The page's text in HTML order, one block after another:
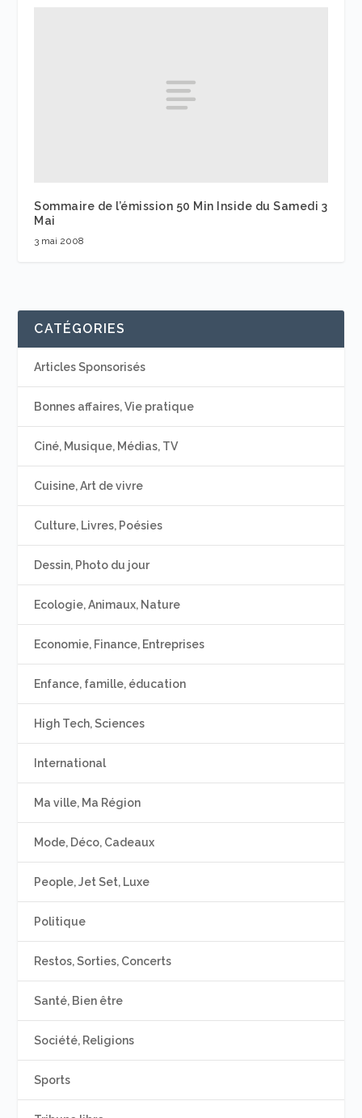
Sommaire de l’émission 50 Min Inside du Samedi 3
Mai
3 mai 2008
CATÉGORIES
Articles Sponsorisés
Bonnes affaires, Vie pratique
Ciné, Musique, Médias, TV
Cuisine, Art de vivre
Culture, Livres, Poésies
Dessin, Photo du jour
Ecologie, Animaux, Nature
Economie, Finance, Entreprises
Enfance, famille, éducation
High Tech, Sciences
International
Ma ville, Ma Région
Mode, Déco, Cadeaux
People, Jet Set, Luxe
Politique
Restos, Sorties, Concerts
Santé, Bien être
Société, Religions
Sports